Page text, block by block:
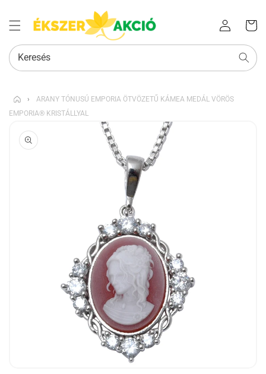
Bejelentkezés
kosara
Keresés
›
ARANY TÓNUSÚ EMPORIA ÖTVÖZETŰ KÁMEA MEDÁL VÖRÖS
EMPORIA® KRISTÁLLYAL
UGRÁS A
TERMÉKADATOKRA